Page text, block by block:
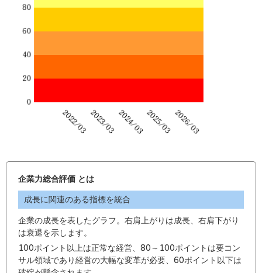
企業力総合評価 とは
成長に関連のある指標を統合
企業の成長を表したグラフ。右肩上がりは成長、右肩下がり
は衰退を示します。
100ポイント以上は正常な経営、80～100ポイントは要コン
サル領域であり経営の大幅な変革が必要、60ポイント以下は